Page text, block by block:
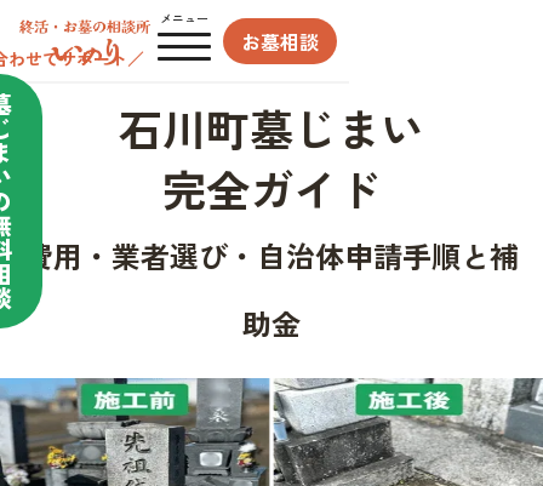
メニュー
お墓相談
わせてサポート／
石川町墓じまい
完全ガイド
費用・業者選び・自治体申請手順と補
助金